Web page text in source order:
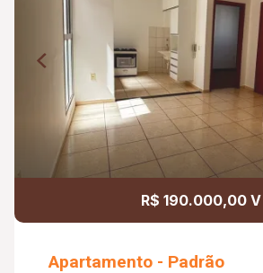
R$ 190.000,00 V
Apartamento - Padrão